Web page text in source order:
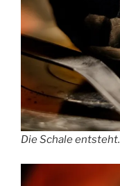
Die Schale entsteht.